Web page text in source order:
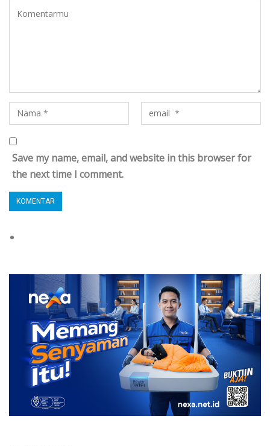
Save my name, email, and website in this browser for
the next time I comment.